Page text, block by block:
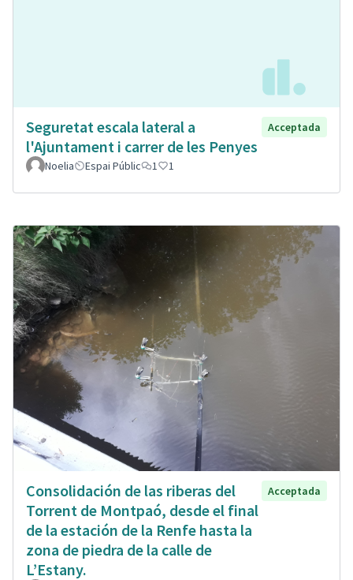
Seguretat escala lateral a
l'Ajuntament i carrer de les Penyes
Acceptada
Noelia Espai Públic 1 1
Consolidación de las riberas del
Torrent de Montpaó, desde el final
de la estación de la Renfe hasta la
zona de piedra de la calle de
L’Estany.
Acceptada